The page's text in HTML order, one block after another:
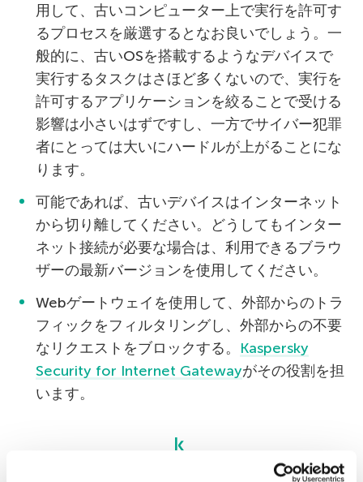
用して、古いコンピューター上で実行を許可す
るプロセスを厳選するとなお良いでしょう。一
般的に、古いOSを搭載するようなデバイスで
実行するタスクはさほど多くないので、実行を
許可するアプリケーションを絞ることで受ける
影響は小さいはずですし、一方でサイバー犯罪
者にとっては大いにハードルが上がることにな
ります。
可能であれば、古いデバイスはインターネット
から切り離してください。どうしてもインター
ネット接続が必要な場合は、利用できるブラウ
ザーの最新バージョンを使用してください。
Webゲートウェイを使用して、外部からのトラ
フィックをフィルタリングし、外部からの不要
なリクエストをブロックする。 Kaspersky
Security for Internet Gatewayがその役割を担
います。